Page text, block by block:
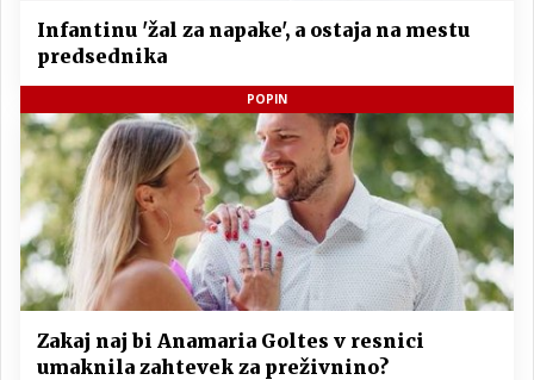
Infantinu 'žal za napake', a ostaja na mestu
predsednika
POPIN
Zakaj naj bi Anamaria Goltes v resnici
umaknila zahtevek za preživnino?